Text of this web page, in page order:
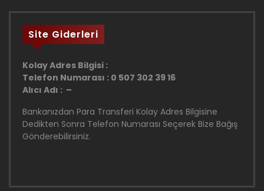
Site Giderleri
Kolay Adres Bilgisi :
Telefon Numarası : 0 507 302 39 16
Alıcı Adı : –
Bankanızdan Para Transferi Kolay Adres Bilgisine
Dedikten Sonra Telefon Numarası Seçerek Bize Bağış
Gönderebilirsiniz.